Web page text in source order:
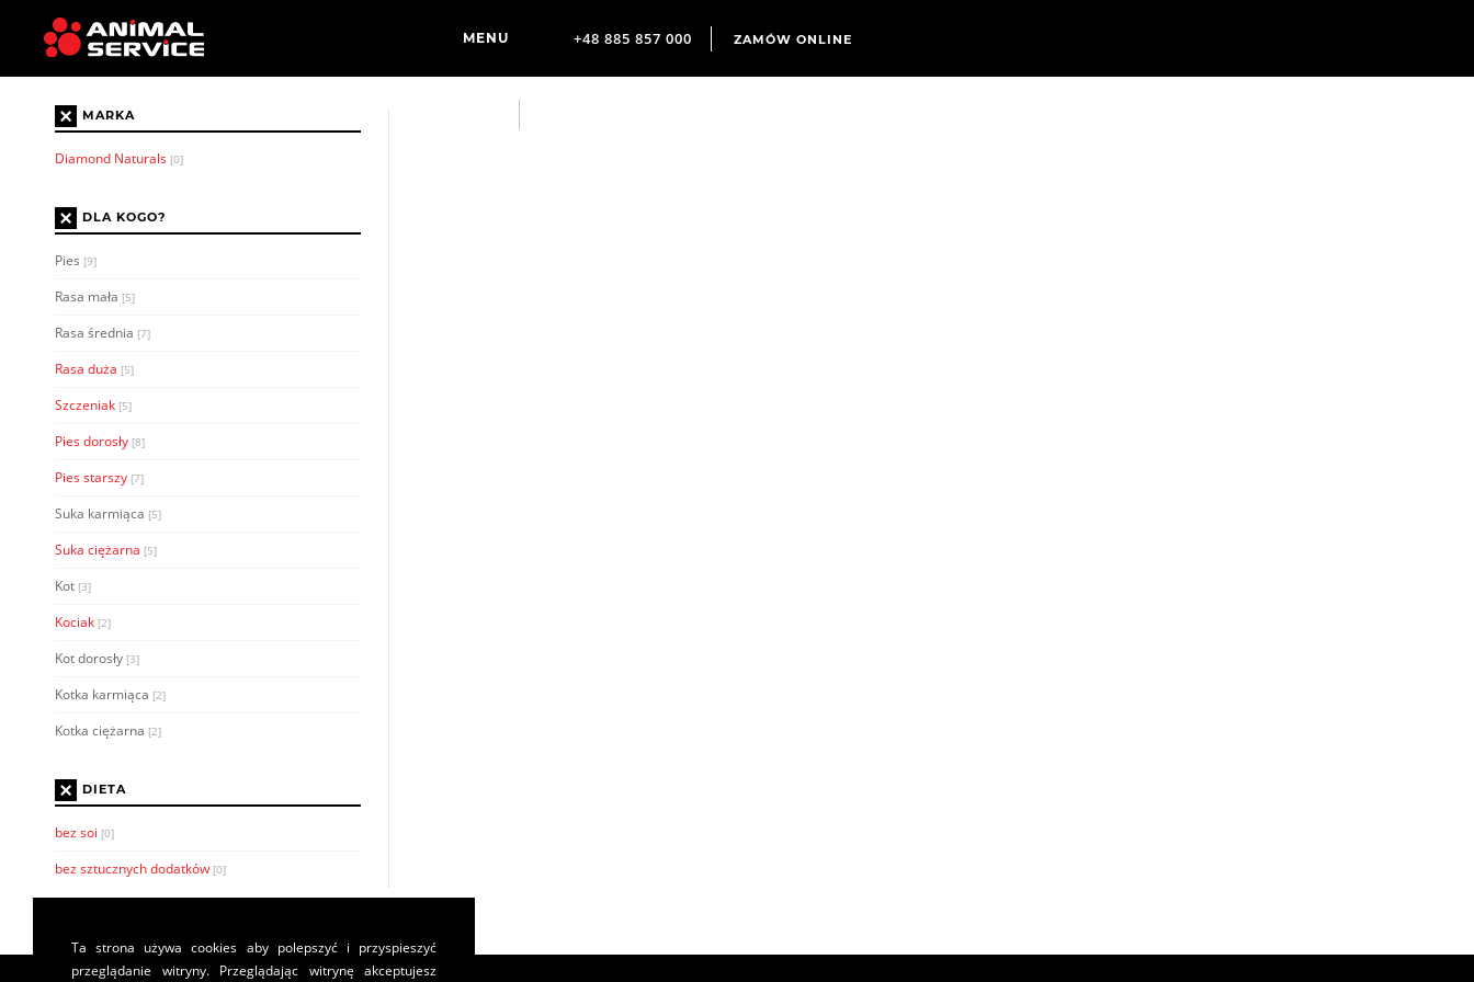
+48 885 857 000 ZAMÓW ONLINE
× MARKA
Diamond Naturals [0]
× DLA KOGO?
Pies [9]
Rasa mała [5]
Rasa średnia [7]
Rasa duża [5]
Szczeniak [5]
Pies dorosły [8]
Pies starszy [7]
Suka karmiąca [5]
Suka ciężarna [5]
Kot [3]
Kociak [2]
Kot dorosły [3]
Kotka karmiąca [2]
Kotka ciężarna [2]
× DIETA
bez soi [0]
bez sztucznych dodatków [0]
Ta strona używa cookies aby polepszyć i przyspieszyć
przeglądanie witryny. Przeglądając witrynę akceptujesz